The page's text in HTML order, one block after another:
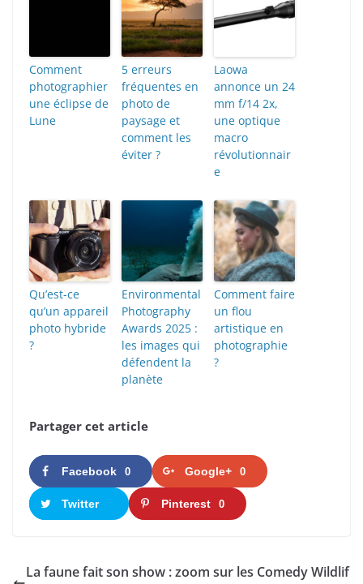
Comment
photographier
une éclipse de
Lune
5 erreurs
fréquentes en
photo de
paysage et
comment les
éviter ?
Laowa
annonce un 24
mm f/14 2x,
une optique
macro
révolutionnair
e
Qu’est-ce
qu’un appareil
photo hybride
?
Environmental
Photography
Awards 2025 :
les images qui
défendent la
planète
Comment faire
un flou
artistique en
photographie
?
Partager cet article
Facebook 0 Google+ 0
Twitter Pinterest 0
La faune fait son show : zoom sur les Comedy Wildlif